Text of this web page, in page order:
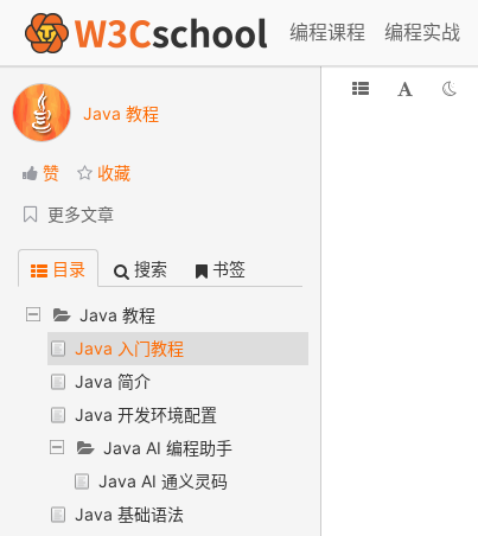
编程课程 编程实战
Java 教程
赞 收藏
更多文章
目录 搜索 书签
Java 教程
Java 入门教程
Java 简介
Java 开发环境配置
Java AI 编程助手
Java AI 通义灵码
Java 基础语法